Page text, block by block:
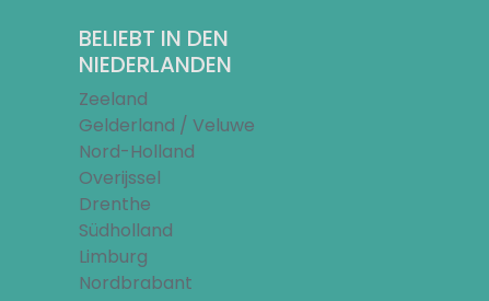
BELIEBT IN DEN
NIEDERLANDEN
Zeeland
Gelderland / Veluwe
Nord-Holland
Overijssel
Drenthe
Südholland
Limburg
Nordbrabant